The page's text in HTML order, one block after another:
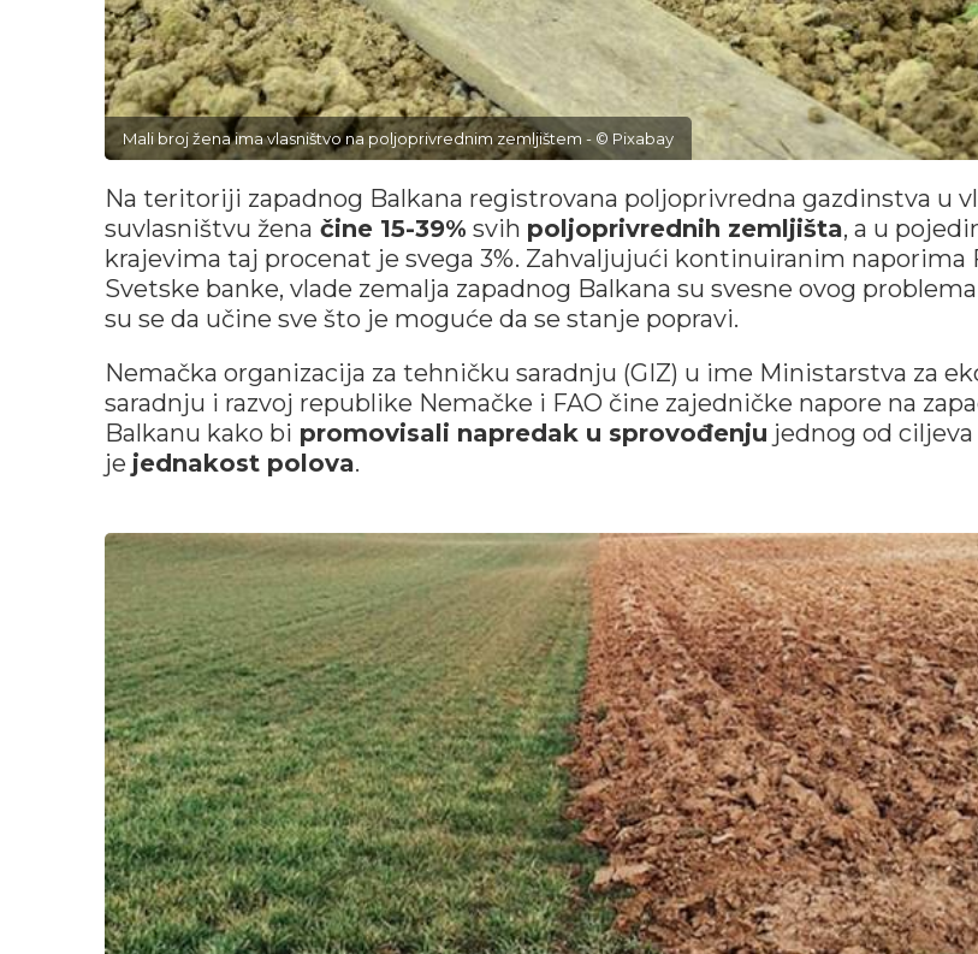
Mali broj žena ima vlasništvo na poljoprivrednim zemljištem - © Pixabay
Na teritoriji zapadnog Balkana registrovana poljoprivredna gazdinstva u
suvlasništvu žena čine 15-39% svih poljoprivrednih zemljišta, a u
krajevima taj procenat je svega 3%. Zahvaljujući kontinuiranim naporima
Svetske banke, vlade zemalja zapadnog Balkana su svesne ovog
su se da učine sve što je moguće da se stanje popravi.
Nemačka organizacija za tehničku saradnju (GIZ) u ime Ministarstva za
saradnju i razvoj republike Nemačke i FAO čine zajedničke napore na
Balkanu kako bi promovisali napredak u sprovođenju jednog od ciljeva
je jednakost polova.